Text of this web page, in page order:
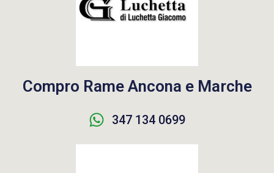
Compro Rame Ancona e Marche
347 134 0699